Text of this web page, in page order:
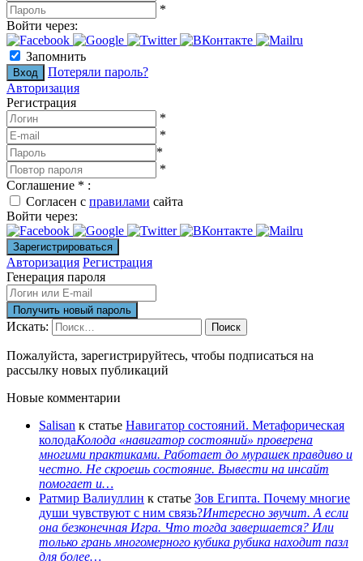
*
Войти через:
Запомнить
Потеряли пароль?
Авторизация
Регистрация
*
*
*
*
Соглашение * :
Согласен с правилами сайта
Войти через:
Авторизация Регистрация
Генерация пароля
Искать: Поиск
Пожалуйста, зарегистрируйтесь, чтобы подписаться на
рассылку новых публикаций
Новые комментарии
Salisan к статье Навигатор состояний. Метафорическая
колодаКолода «навигатор состояний» проверена
многими практиками. Работает до мурашек правдиво и
честно. Не скроешь состояние. Вывести на инсайт
помогает и…
Ратмир Валиуллин к статье Зов Египта. Почему многие
души чувствуют с ним связь?Интересно звучит. А если
она безконечная Игра. Что тогда завершается? Или
только грань многомерного кубика рубика находит пазл
для более…